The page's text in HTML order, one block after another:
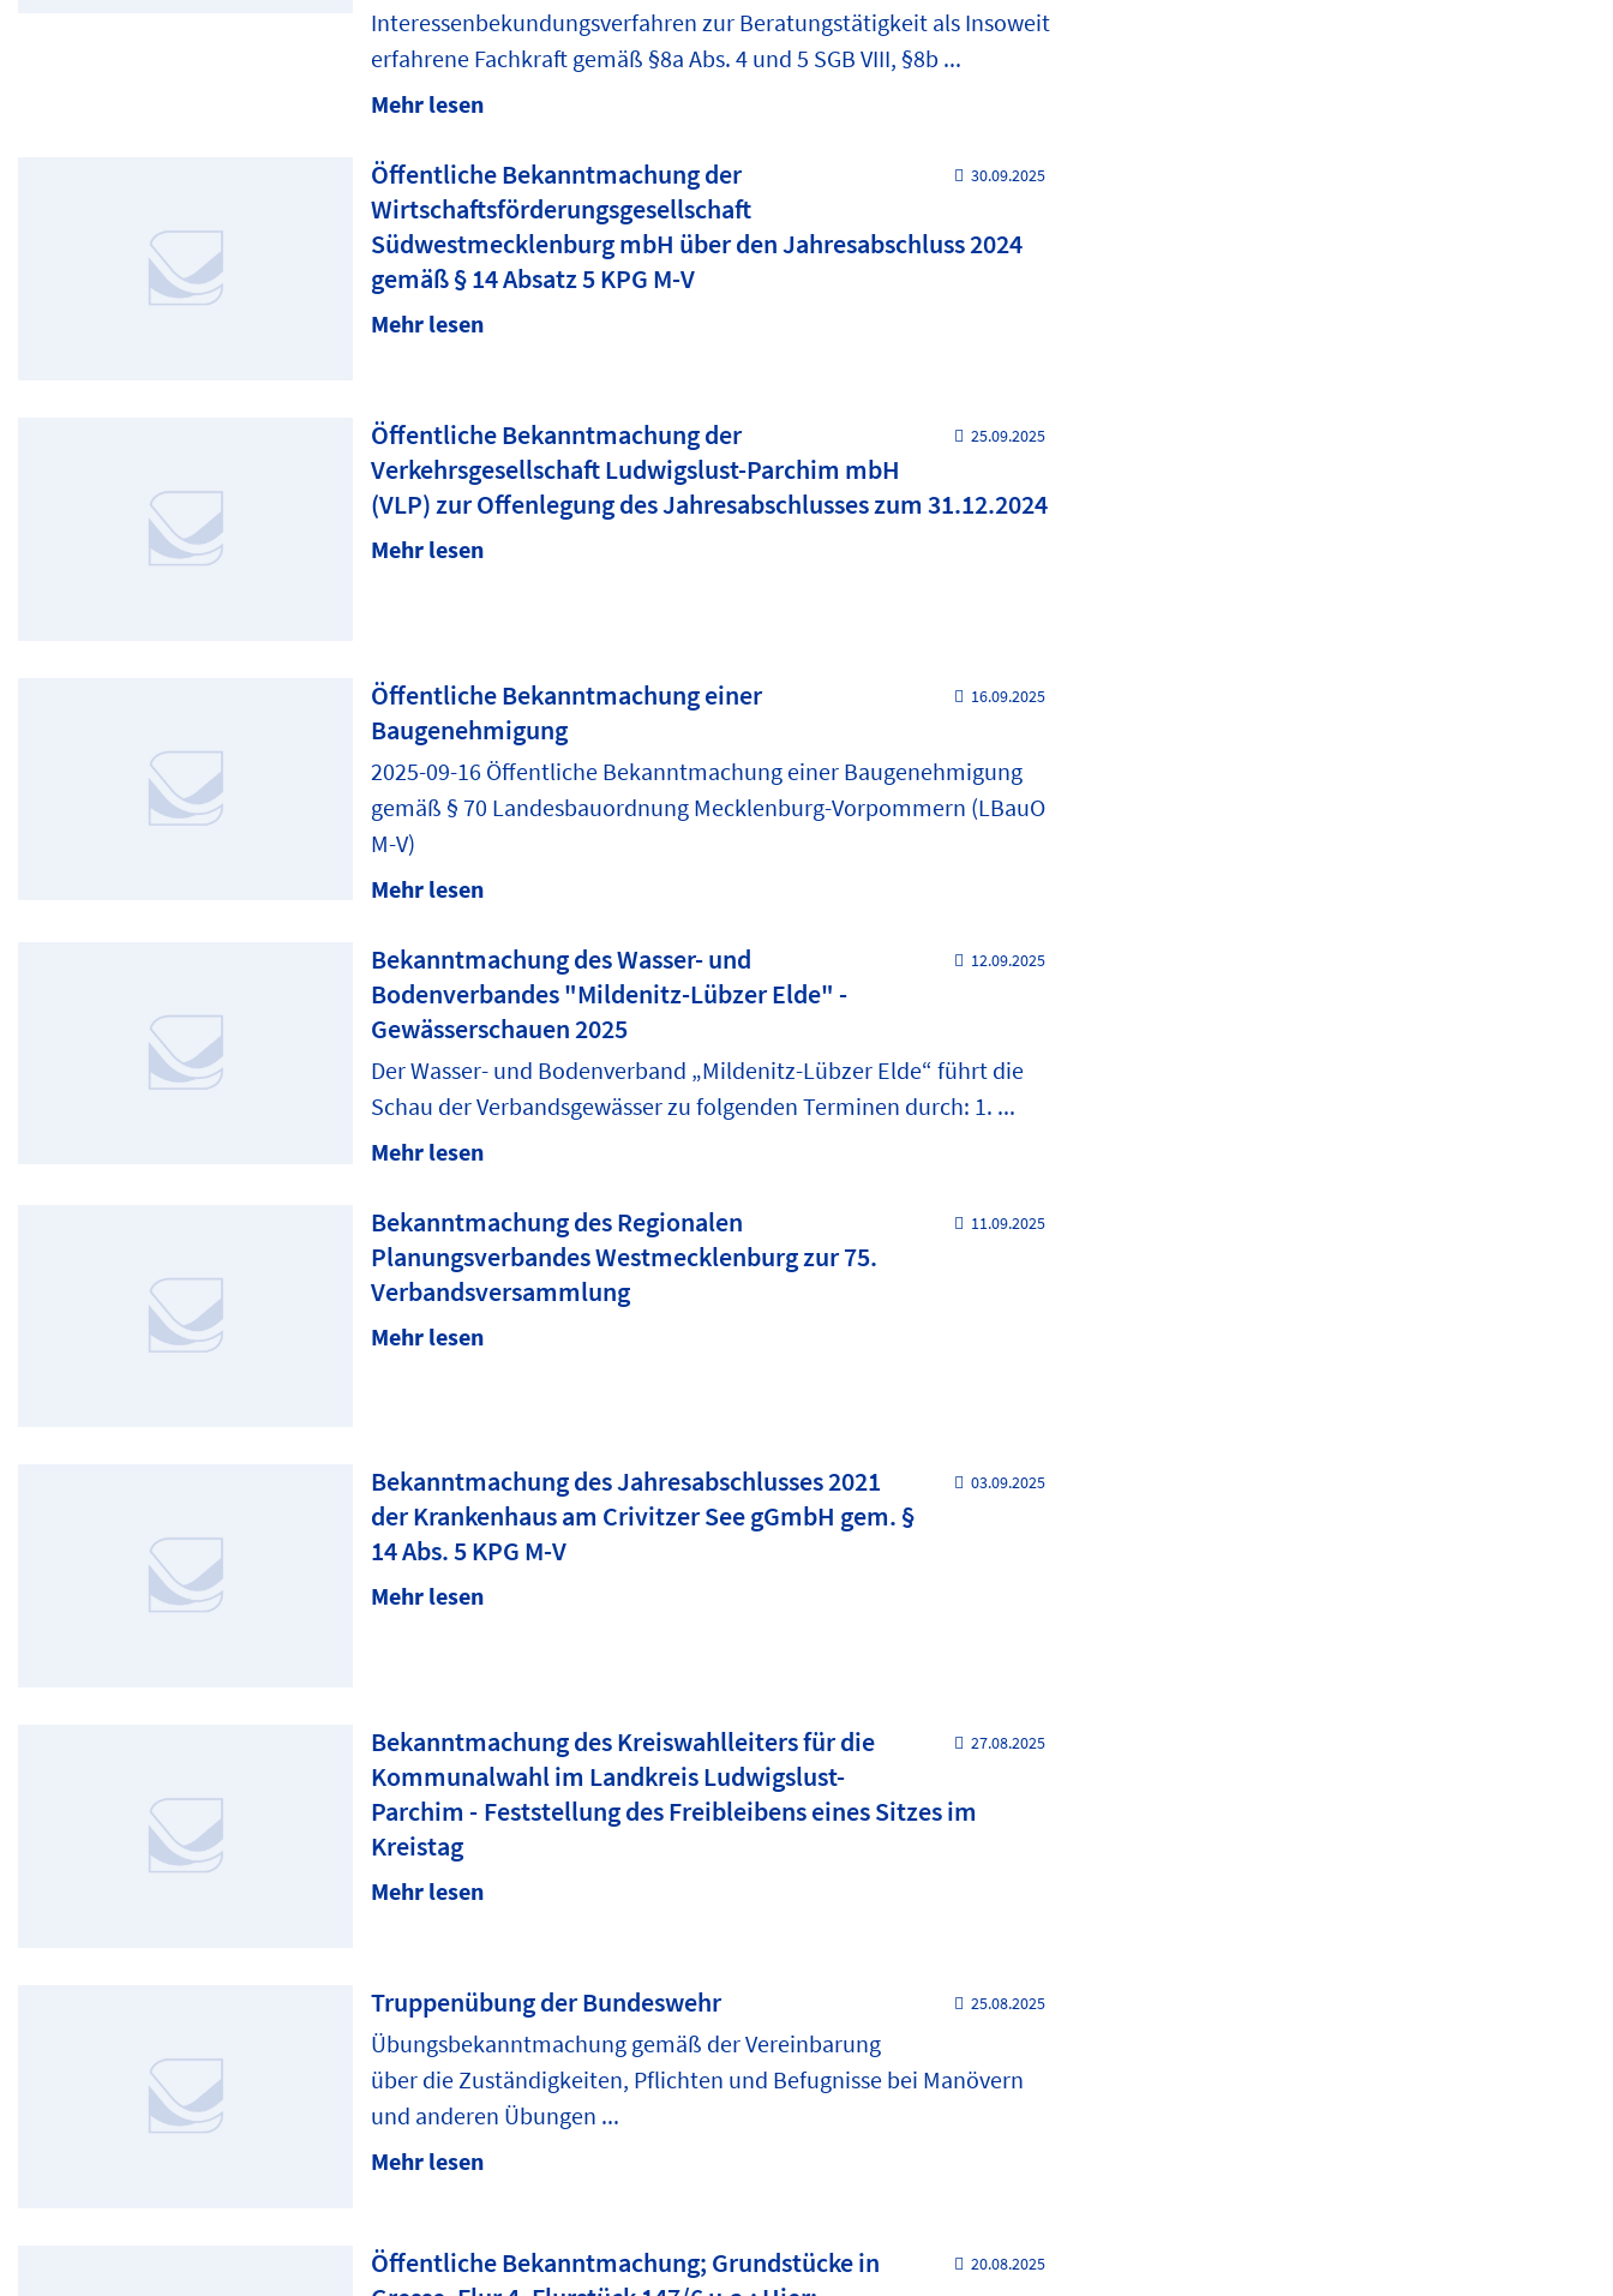
Interessenbekundungsverfahren zur Beratungstätigkeit als Insoweit
erfahrene Fachkraft gemäß §8a Abs. 4 und 5 SGB VIII, §8b ...
Mehr lesen
30.09.2025
Öffentliche Bekanntmachung der
Wirtschaftsförderungsgesellschaft
Südwestmecklenburg mbH über den Jahresabschluss 2024
gemäß § 14 Absatz 5 KPG M-V
Mehr lesen
25.09.2025
Öffentliche Bekanntmachung der
Verkehrsgesellschaft Ludwigslust-Parchim mbH
(VLP) zur Offenlegung des Jahresabschlusses zum 31.12.2024
Mehr lesen
16.09.2025
Öffentliche Bekanntmachung einer
Baugenehmigung
2025-09-16 Öffentliche Bekanntmachung einer Baugenehmigung
gemäß § 70 Landesbauordnung Mecklenburg-Vorpommern (LBauO
M-V)
Mehr lesen
12.09.2025
Bekanntmachung des Wasser- und
Bodenverbandes "Mildenitz-Lübzer Elde" -
Gewässerschauen 2025
Der Wasser- und Bodenverband „Mildenitz-Lübzer Elde“ führt die
Schau der Verbandsgewässer zu folgenden Terminen durch: 1. ...
Mehr lesen
11.09.2025
Bekanntmachung des Regionalen
Planungsverbandes Westmecklenburg zur 75.
Verbandsversammlung
Mehr lesen
03.09.2025
Bekanntmachung des Jahresabschlusses 2021
der Krankenhaus am Crivitzer See gGmbH gem. §
14 Abs. 5 KPG M-V
Mehr lesen
27.08.2025
Bekanntmachung des Kreiswahlleiters für die
Kommunalwahl im Landkreis Ludwigslust-
Parchim - Feststellung des Freibleibens eines Sitzes im
Kreistag
Mehr lesen
25.08.2025
Truppenübung der Bundeswehr
Übungsbekanntmachung gemäß der Vereinbarung
über die Zuständigkeiten, Pflichten und Befugnisse bei Manövern
und anderen Übungen ...
Mehr lesen
20.08.2025
Öffentliche Bekanntmachung; Grundstücke in